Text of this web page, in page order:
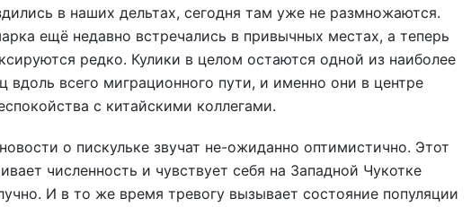
в наших дельтах, сегодня там уже не размножаются.
ещё недавно встречались в привычных местах, а теперь
редко. Кулики в целом остаются одной из наиболее
вдоль всего миграционного пути, и именно они в центре
с китайскими коллегами.
о пискульке звучат не-ожиданно оптимистично. Этот
численность и чувствует себя на Западной Чукотке
И в то же время тревогу вызывает состояние популяции